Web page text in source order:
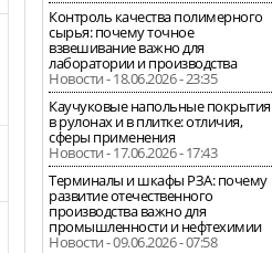
Контроль качества полимерного
сырья: почему точное
взвешивание важно для
лаборатории и производства
Новости - 18.06.2026 - 23:35
Каучуковые напольные покрытия
в рулонах и в плитке: отличия,
сферы применения
Новости - 17.06.2026 - 17:43
Терминалы и шкафы РЗА: почему
развитие отечественного
производства важно для
промышленности и нефтехимии
Новости - 09.06.2026 - 07:58